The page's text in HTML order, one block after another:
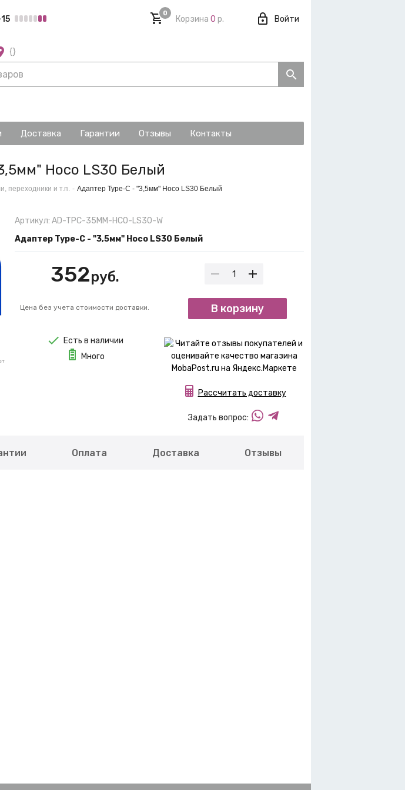
0
Корзина 0 р. Войти
{}
Доставка Гарантии Отзывы Контакты
Hoco LS30 Белый
переходники и т.п. - Адаптер Type-C - "3,5мм" Hoco LS30 Белый
Артикул: AD-TPC-35MM-HCO-LS30-W
Адаптер Type-C - "3,5мм" Hoco LS30 Белый
352руб.
Цена без учета стоимости доставки.
Есть в наличии
Много
В корзину
Рассчитать доставку
Задать вопрос:
Оплата Доставка Отзывы